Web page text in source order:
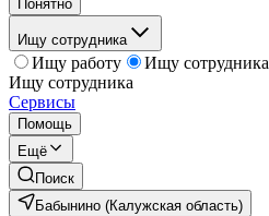
Понятно
Ищу сотрудника
Ищу работу
Ищу сотрудника
Ищу сотрудника
Сервисы
Помощь
Ещё
Поиск
Бабынино (Калужская область)